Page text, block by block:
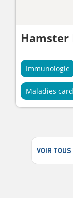
Hamster
Immunologie
Maladies
VOIR TOUS